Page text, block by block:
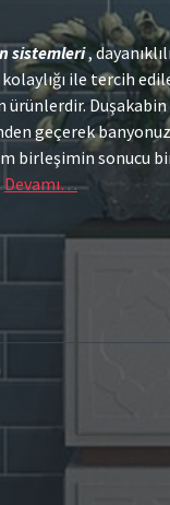
sistemleri,
ile tercih
ürünlerdir.
geçerek
birleşimin sonucu
Devamı…